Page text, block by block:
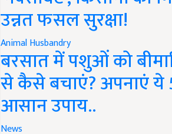
उन्नत फसल सुरक्षा!
Animal Husbandry
बरसात में पशुओं को
से कैसे बचाएं? अपनाएं ये
आसान उपाय..
News